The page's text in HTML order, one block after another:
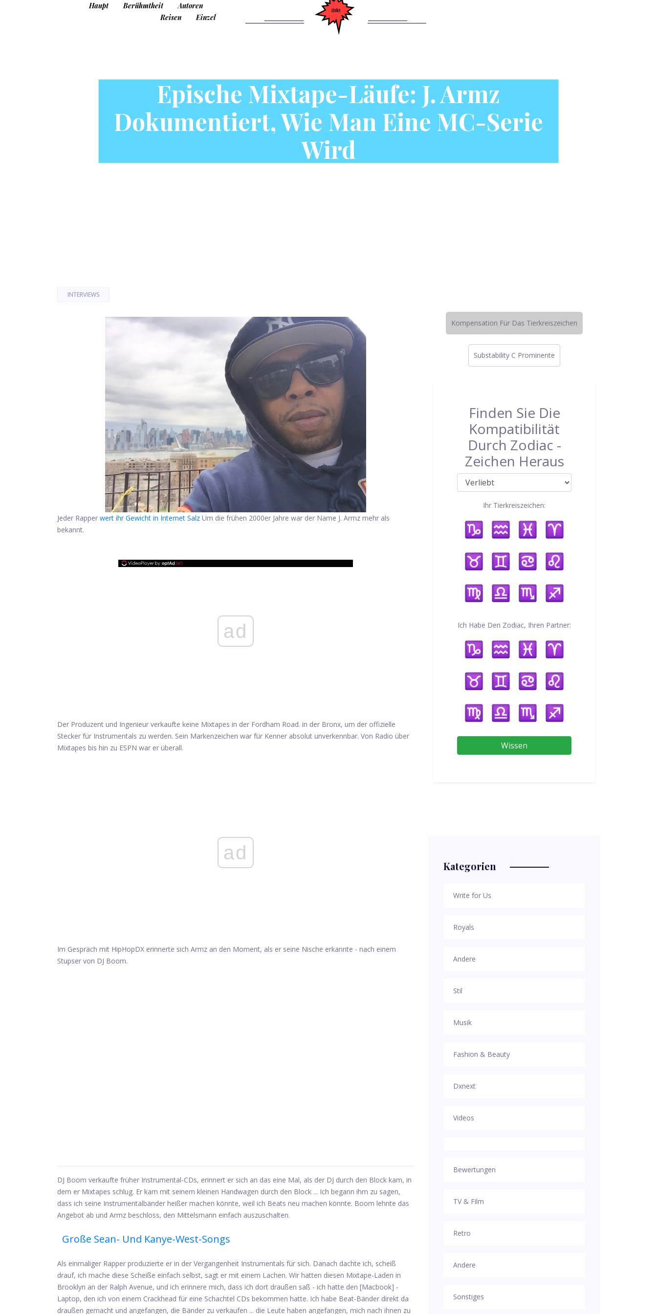
Haupt Berühmtheit
Autoren
Reisen
Einzel
Epische Mixtape-Läufe: J. Armz
Dokumentiert, Wie Man Eine MC-Serie
Wird
INTERVIEWS
Jeder Rapper wert ihr Gewicht in Internet Salz Um die frühen 2000er Jahre war der Name J. Armz mehr als
bekannt.
ad
Der Produzent und Ingenieur verkaufte keine Mixtapes in der Fordham Road. in der Bronx, um der offizielle
Stecker für Instrumentals zu werden. Sein Markenzeichen war für Kenner absolut unverkennbar. Von Radio über
Mixtapes bis hin zu ESPN war er überall.
ad
Im Gespräch mit HipHopDX erinnerte sich Armz an den Moment, als er seine Nische erkannte - nach einem
Stupser von DJ Boom.
DJ Boom verkaufte früher Instrumental-CDs, erinnert er sich an das eine Mal, als der DJ durch den Block kam, in
dem er Mixtapes schlug. Er kam mit seinem kleinen Handwagen durch den Block ... Ich begann ihm zu sagen,
dass ich seine Instrumentalbänder heißer machen könnte, weil ich Beats neu machen könnte. Boom lehnte das
Angebot ab und Armz beschloss, den Mittelsmann einfach auszuschalten.
Große Sean- Und Kanye-West-Songs
Als einmaliger Rapper produzierte er in der Vergangenheit Instrumentals für sich. Danach dachte ich, scheiß
drauf, ich mache diese Scheiße einfach selbst, sagt er mit einem Lachen. Wir hatten diesen Mixtape-Laden in
Brooklyn an der Ralph Avenue, und ich erinnere mich, dass ich dort draußen saß - ich hatte den [Macbook] -
Laptop, den ich von einem Crackhead für eine Schachtel CDs bekommen hatte. Ich habe Beat-Bänder direkt da
draußen gemacht und angefangen, die Bänder zu verkaufen ... die Leute haben angefangen, mich nach ihnen zu
Kompensation Für Das Tierkreiszeichen
Substability C Prominente
Finden Sie Die
Kompatibilität
Durch Zodiac -
Zeichen Heraus
Ihr Tierkreiszeichen:
Ich Habe Den Zodiac, Ihren Partner:
Wissen
Kategorien
Write for Us
Royals
Andere
Stil
Musik
Fashion & Beauty
Dxnext
Videos
Bewertungen
TV & Film
Retro
Andere
Sonstiges